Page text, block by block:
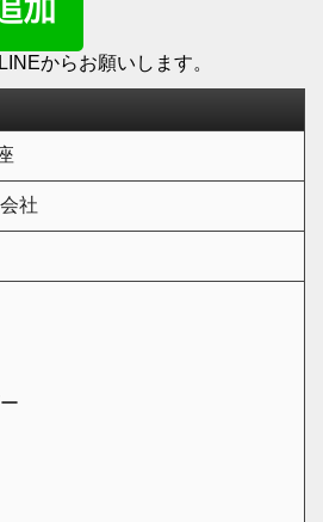
からお願いします。
社